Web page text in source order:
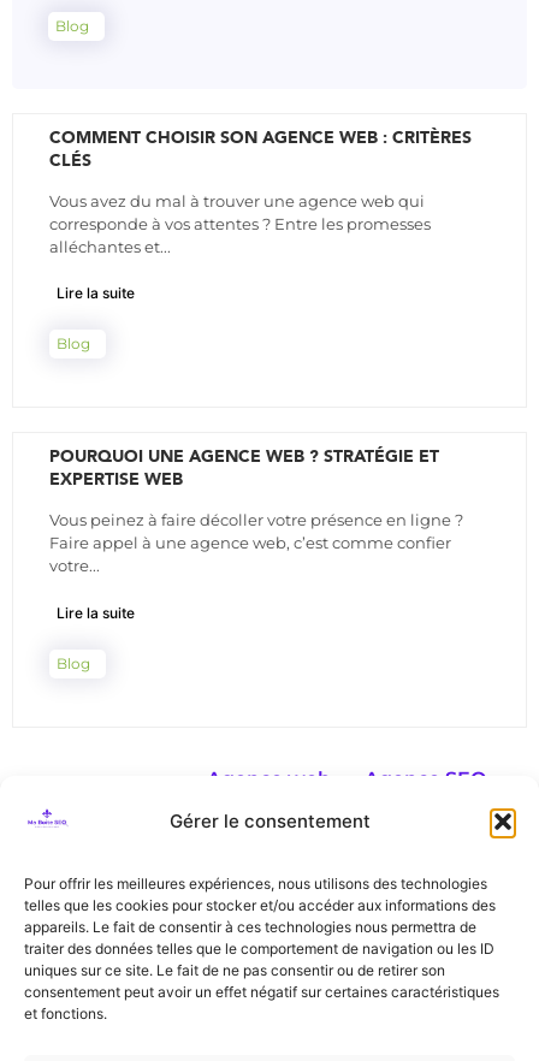
Gérer le consentement
Pour offrir les meilleures expériences, nous utilisons des technologies
telles que les cookies pour stocker et/ou accéder aux informations des
appareils. Le fait de consentir à ces technologies nous permettra de
traiter des données telles que le comportement de navigation ou les ID
uniques sur ce site. Le fait de ne pas consentir ou de retirer son
consentement peut avoir un effet négatif sur certaines caractéristiques
et fonctions.
Blog
COMMENT CHOISIR SON AGENCE WEB : CRITÈRES
CLÉS
Vous avez du mal à trouver une agence web qui
corresponde à vos attentes ? Entre les promesses
alléchantes et...
Lire la suite
Blog
POURQUOI UNE AGENCE WEB ? STRATÉGIE ET
EXPERTISE WEB
Vous peinez à faire décoller votre présence en ligne ?
Faire appel à une agence web, c’est comme confier
votre...
Lire la suite
Blog
Agence web
Liège
Namur
Agence web
Mons
Agence web
Bruxelles
Partenaire de
Agence SEO
Liège
Namur
Agence SEO
Mons
Agence SEO
Bruxelles